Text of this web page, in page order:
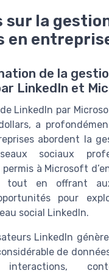
sur la
en
de la
LinkedIn et
LinkedIn par
a
abordent la
sociaux
à Microsoft
tout en offrant
pour
social LinkedIn.
LinkedIn
de
interactions,